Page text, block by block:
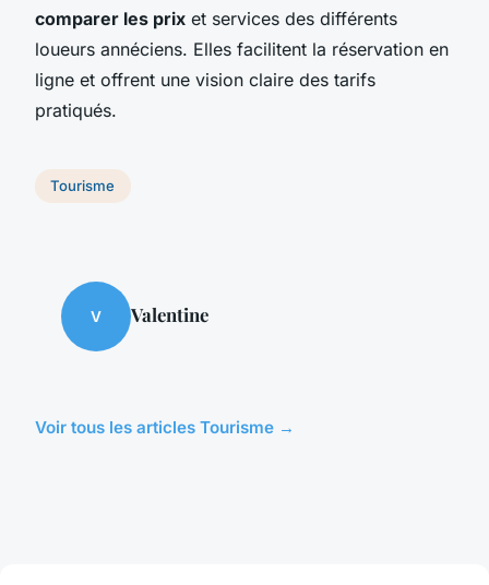
comparer les prix et services des différents
loueurs annéciens. Elles facilitent la réservation en
ligne et offrent une vision claire des tarifs
pratiqués.
Tourisme
V Valentine
Voir tous les articles Tourisme →